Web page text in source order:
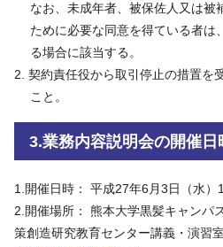
なお、未成年者、被保佐人又は被
ために必要な同意を得ている者は
る場合に該当する。
契約責任役から取引停止の措置を
こと。
3.業務内容説明会の開催
1.開催日時： 平成27年6月3日（水）
2.開催場所： 熊本大学黒髪キャンパ
策創造研究教育センター講義・演習